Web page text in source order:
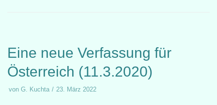
Eine neue Verfassung für
Österreich (11.3.2020)
von G. Kuchta 23. März 2022